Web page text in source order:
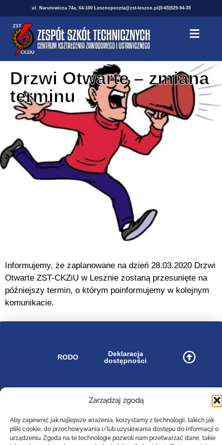
Zarządzaj zgodą
Aby zapewnić jak najlepsze wrażenia, korzystamy z technologii, takich jak
pliki cookie, do przechowywania i/lub uzyskiwania dostępu do informacji o
urządzeniu. Zgoda na te technologie pozwoli nam przetwarzać dane, takie
ul. Narutowicza 74a, 64-100 Lesznopoczta@zst-leszno.pl (0-65)529-94-35
Drzwi Otwarte – zmiana
terminu
Informujemy, że zaplanowane na dzień 28.03.2020 Drzwi
Otwarte ZST-CKZiU w Lesznie zostaną przesunięte na
późniejszy termin, o którym poinformujemy w kolejnym
komunikacie.
RODO
Deklaracja
dostępności
Zespół Szkół Technicznych
Centrum Kształcenia Zawodowego i Ustawicznego
w Lesznie